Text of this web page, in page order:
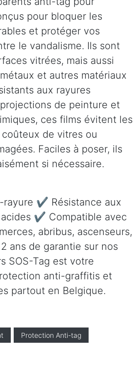
pour bloquer les
et protéger vos
le vandalisme. Ils sont
vitrées, mais aussi
et autres matériaux
aux rayures
de peinture et
ces films évitent les
de vitres ou
Faciles à poser, ils
si nécessaire.
✔ Résistance aux
✔ Compatible avec
abribus, ascenseurs,
ans de garantie sur nos
SOS-Tag est votre
anti-graffitis et
partout en Belgique.
Protection Anti-tag